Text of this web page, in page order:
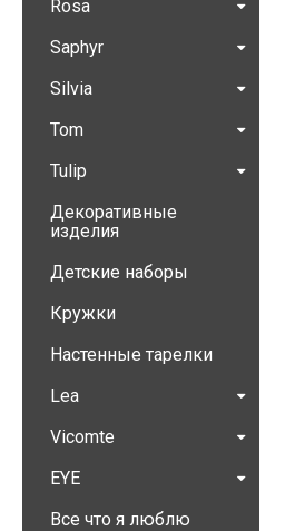
Rosa
Saphyr
Silvia
Tom
Tulip
Декоративные
изделия
Детские наборы
Кружки
Настенные тарелки
Lea
Vicomte
EYE
Все что я люблю